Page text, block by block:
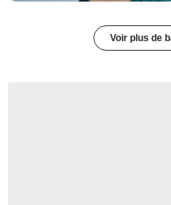
Voir plus de